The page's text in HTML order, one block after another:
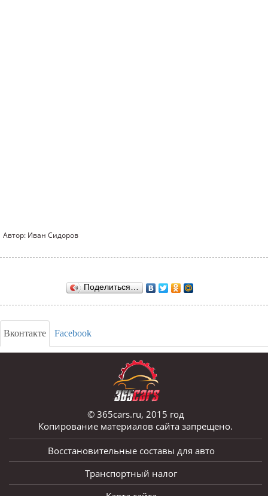
Автор: Иван Сидоров
Поделиться…
Вконтакте Facebook
© 365cars.ru, 2015 год
Копирование материалов сайта запрещено.
Восстановительные составы для авто
Транспортный налог